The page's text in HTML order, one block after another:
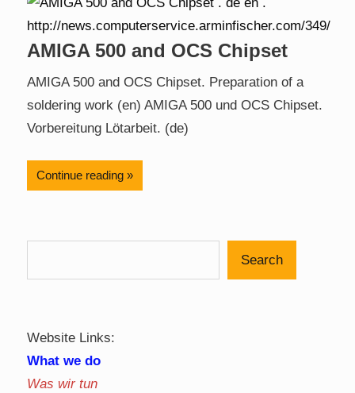
AMIGA 500 and OCS Chipset
AMIGA 500 and OCS Chipset. Preparation of a
soldering work (en) AMIGA 500 und OCS Chipset.
Vorbereitung Lötarbeit. (de)
Continue reading
Search
Website Links:
What we do
Was wir tun